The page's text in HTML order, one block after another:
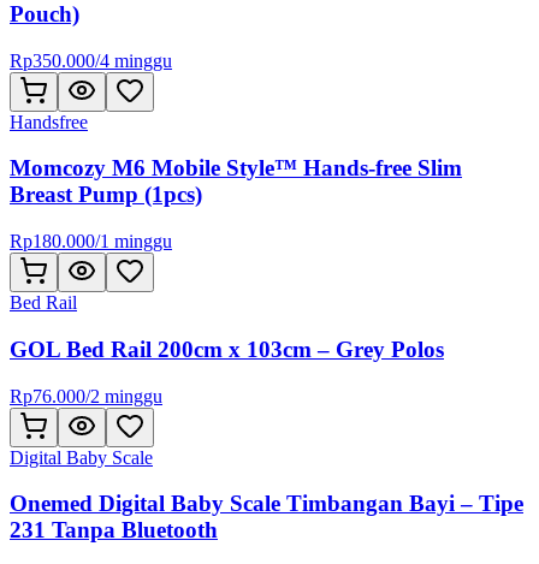
Pouch)
Rp350.000/4 minggu
Handsfree
Momcozy M6 Mobile Style™ Hands-free Slim
Breast Pump (1pcs)
Rp180.000/1 minggu
Bed Rail
GOL Bed Rail 200cm x 103cm – Grey Polos
Rp76.000/2 minggu
Digital Baby Scale
Onemed Digital Baby Scale Timbangan Bayi – Tipe
231 Tanpa Bluetooth